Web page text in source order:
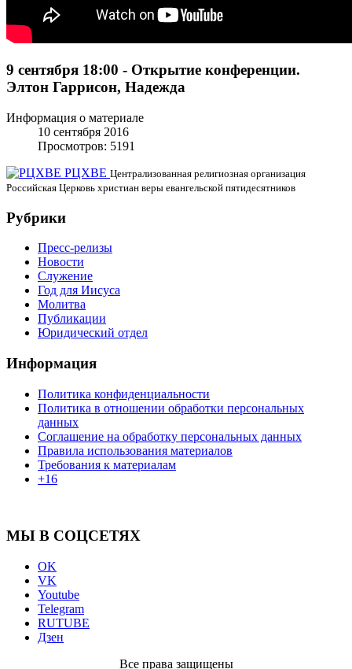
9 сентября 18:00 - Открытие конференции.
Элтон Гаррисон, Надежда
Информация о материале
10 сентября 2016
Просмотров: 5191
РЦХВЕ Централизованная религиозная организация
Российская Церковь христиан веры евангельской пятидесятников
Рубрики
Пресс-релизы
Новости
Служение
Год для Иисуса
Молитва
Публикации
Юридический отдел
Информация
Политика конфиденциальности
Политика в отношении обработки персональных
данных
Соглашение на обработку персональных данных
Правила использования материалов
Требования к материалам
+16
МЫ В СОЦСЕТЯХ
OK
VK
Youtube
Telegram
RUTUBE
Дзен
Все права защищены